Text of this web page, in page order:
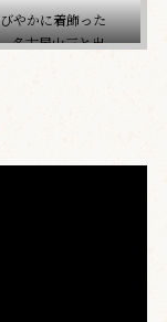
やかに着飾った
名古屋山三と出
かな花見の風情
踊りにも盛り上